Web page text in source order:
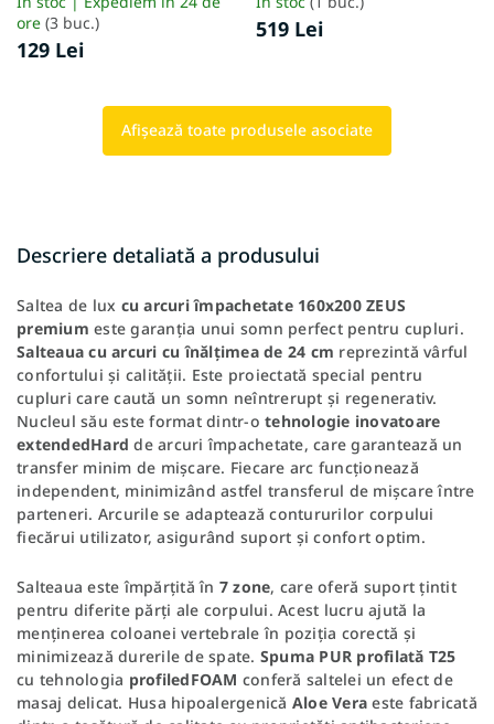
ore (3 buc.)
129 Lei
519 Lei
Afişează toate produsele asociate
Descriere detaliată a produsului
Saltea de lux cu arcuri împachetate 160x200 ZEUS
premium este garanția unui somn perfect pentru cupluri.
Salteaua cu arcuri cu înălțimea de 24 cm reprezintă vârful
confortului și calității. Este proiectată special pentru
cupluri care caută un somn neîntrerupt și regenerativ.
Nucleul său este format dintr-o tehnologie inovatoare
extendedHard de arcuri împachetate, care garantează un
transfer minim de mișcare. Fiecare arc funcționează
independent, minimizând astfel transferul de mișcare între
parteneri. Arcurile se adaptează contururilor corpului
fiecărui utilizator, asigurând suport și confort optim.
Salteaua este împărțită în 7 zone, care oferă suport țintit
pentru diferite părți ale corpului. Acest lucru ajută la
menținerea coloanei vertebrale în poziția corectă și
minimizează durerile de spate. Spuma PUR profilată T25
cu tehnologia profiledFOAM conferă saltelei un efect de
masaj delicat. Husa hipoalergenică Aloe Vera este fabricată